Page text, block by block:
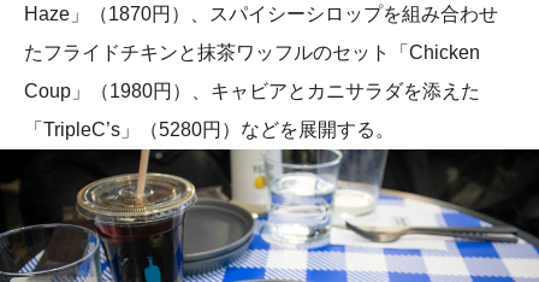
Haze」（1870円）、スパイシーシロップを組み合わせ
たフライドチキンと抹茶ワッフルのセット「Chicken
Coup」（1980円）、キャビアとカニサラダを添えた
「TripleC’s」（5280円）などを展開する。